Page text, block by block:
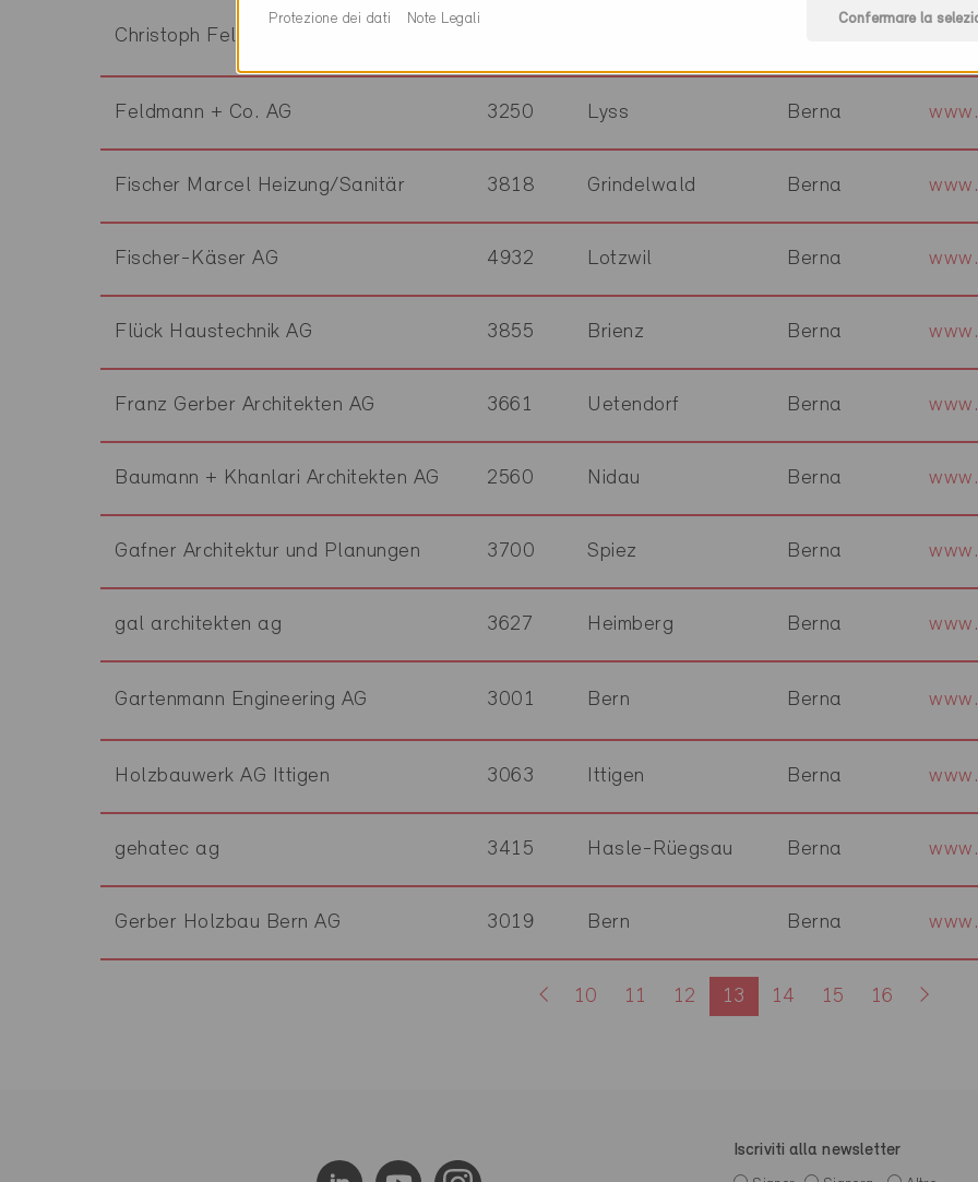
Christoph Felber Architekten AG
Feldmann + Co. AG 3250 Lyss Berna
Fischer Marcel Heizung/Sanitär 3818 Grindelwald Berna
Fischer-Käser AG 4932 Lotzwil Berna
Flück Haustechnik AG 3855 Brienz Berna
Franz Gerber Architekten AG 3661 Uetendorf Berna
Baumann + Khanlari Architekten AG 2560 Nidau Berna
Gafner Architektur und Planungen 3700 Spiez Berna
gal architekten ag 3627 Heimberg Berna
Gartenmann Engineering AG 3001 Bern Berna
Holzbauwerk AG Ittigen 3063 Ittigen Berna
gehatec ag 3415 Hasle-Rüegsau Berna
Gerber Holzbau Bern AG 3019 Bern Berna
10 11 12 13 14 15 16
Iscriviti alla newsletter
Confermare la
Protezione dei dati Note Legali